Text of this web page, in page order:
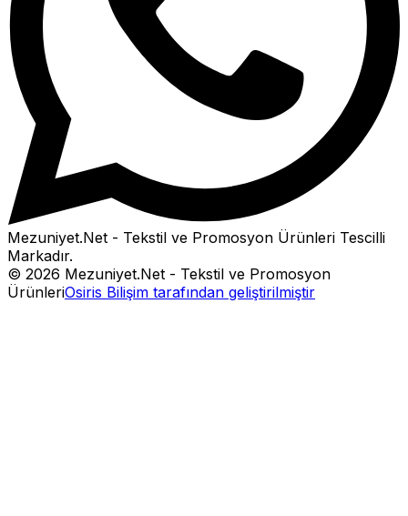
Mezuniyet.Net - Tekstil ve Promosyon Ürünleri Tescilli
Markadır.
© 2026 Mezuniyet.Net - Tekstil ve Promosyon
ÜrünleriOsiris Bilişim tarafından geliştirilmiştir